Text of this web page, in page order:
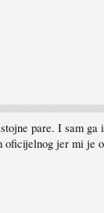
pare. I sam
jer mi je